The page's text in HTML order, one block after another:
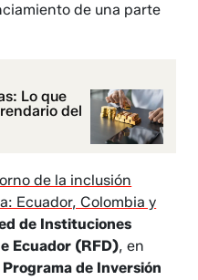
de una parte
Lo que
del
de la inclusión
Ecuador, Colombia y
de Instituciones
Ecuador (RFD), en
Programa de Inversión